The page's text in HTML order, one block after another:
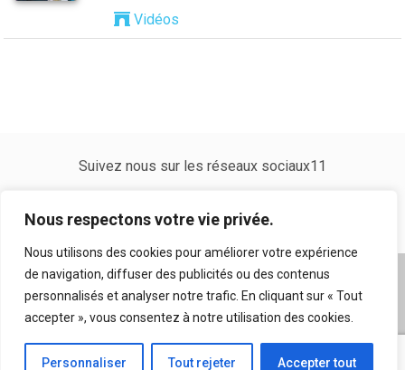
Nous respectons votre vie privée.
Nous utilisons des cookies pour améliorer votre expérience
de navigation, diffuser des publicités ou des contenus
personnalisés et analyser notre trafic. En cliquant sur « Tout
accepter », vous consentez à notre utilisation des cookies.
Personnaliser Tout rejeter Accepter tout
Vidéos
Suivez nous sur les réseaux sociaux11
A propos|Mentions légales|Conditions générales
d’utilisation|Flux RSS| Nos auteurs|Archives|
Suggestion de contenu